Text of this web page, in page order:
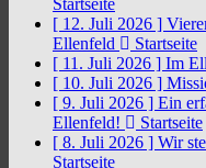
Startseite
[ 12. Juli 2026 ]
Ellenfeld
Startseite
[ 11. Juli 2026 ] Im
[ 10. Juli 2026 ]
[ 9. Juli 2026 ] Ein
Ellenfeld!
Startseite
[ 8. Juli 2026 ] Wir
Startseite